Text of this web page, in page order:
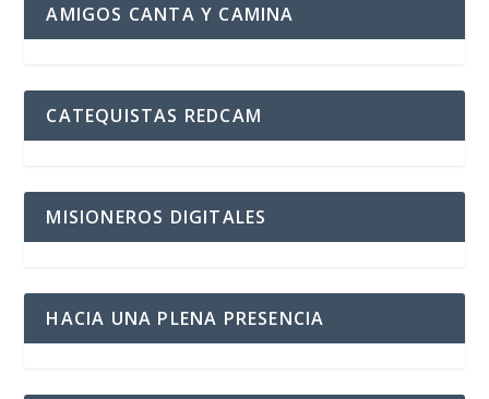
AMIGOS CANTA Y CAMINA
CATEQUISTAS REDCAM
MISIONEROS DIGITALES
HACIA UNA PLENA PRESENCIA